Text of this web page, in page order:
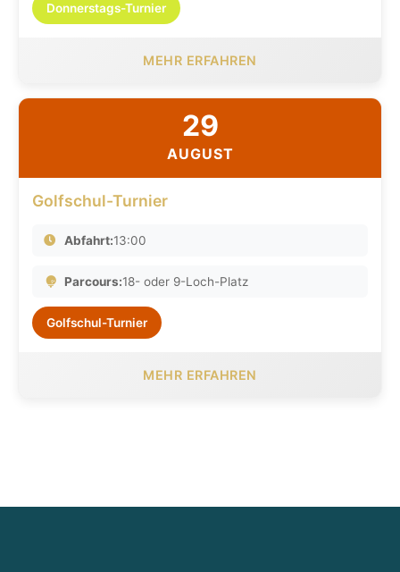
Donnerstags-Turnier
MEHR ERFAHREN
29
AUGUST
Golfschul-Turnier
Abfahrt:13:00
Parcours:18- oder 9-Loch-Platz
Golfschul-Turnier
MEHR ERFAHREN